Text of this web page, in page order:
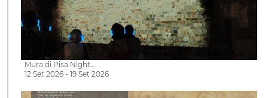
Mura di Pisa Night…
12 Set 2026 - 19 Set 2026